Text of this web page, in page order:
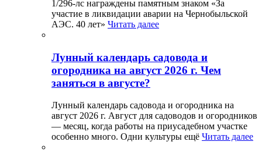
1/296-лс награждены памятным знаком «За
участие в ликвидации аварии на Чернобыльской
АЭС. 40 лет» Читать далее
Лунный календарь садовода и
огородника на август 2026 г. Чем
заняться в августе?
Лунный календарь садовода и огородника на
август 2026 г. Август для садоводов и огородников
— месяц, когда работы на приусадебном участке
особенно много. Одни культуры ещё Читать далее